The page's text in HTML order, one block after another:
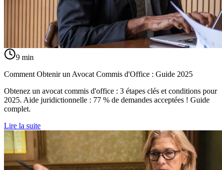
9 min
Comment Obtenir un Avocat Commis d'Office : Guide 2025
Obtenez un avocat commis d'office : 3 étapes clés et conditions pour
2025. Aide juridictionnelle : 77 % de demandes acceptées ! Guide
complet.
Lire la suite